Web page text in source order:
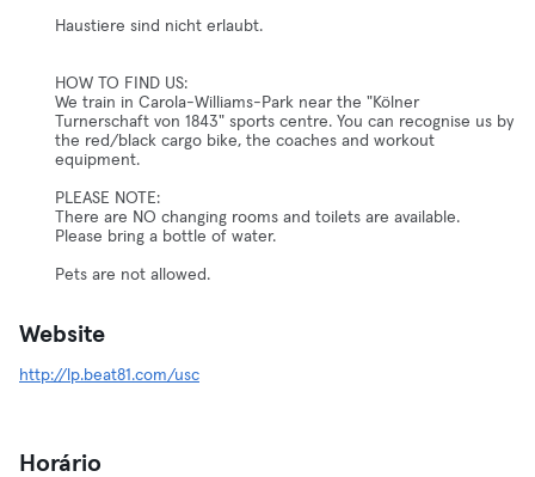
Haustiere sind nicht erlaubt.
HOW TO FIND US:
We train in Carola-Williams-Park near the "Kölner
Turnerschaft von 1843" sports centre. You can recognise us by
the red/black cargo bike, the coaches and workout
equipment.
PLEASE NOTE:
There are NO changing rooms and toilets are available.
Please bring a bottle of water.
Pets are not allowed.
Website
http://lp.beat81.com/usc
Horário